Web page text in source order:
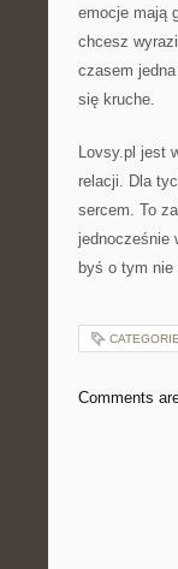
emocje mają
chcesz
czasem
się kruche.
Lovsy.pl jest
relacji. Dla
sercem. To
jednocześnie
byś o tym nie
Comments